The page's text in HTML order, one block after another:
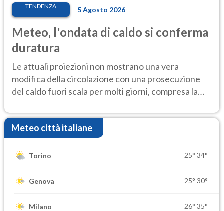
TENDENZA 5 Agosto 2026
Meteo, l'ondata di caldo si conferma
duratura
Le attuali proiezioni non mostrano una vera
modifica della circolazione con una prosecuzione
del caldo fuori scala per molti giorni, compresa la
Meteo città italiane
Torino 25° 34°
Genova 25° 30°
Milano 26° 35°